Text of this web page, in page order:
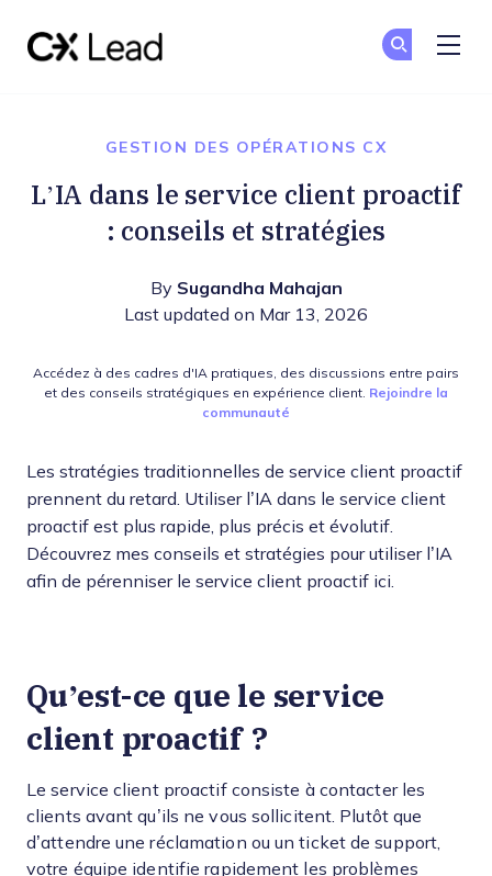
GESTION DES OPÉRATIONS CX
L’IA dans le service client proactif
: conseils et stratégies
By Sugandha Mahajan
Last updated on Mar 13, 2026
Accédez à des cadres d'IA pratiques, des discussions entre pairs
et des conseils stratégiques en expérience client. Rejoindre la
communauté
Les stratégies traditionnelles de service client proactif
prennent du retard. Utiliser l’IA dans le service client
proactif est plus rapide, plus précis et évolutif.
Découvrez mes conseils et stratégies pour utiliser l’IA
afin de pérenniser le service client proactif ici.
Qu’est-ce que le service
client proactif ?
Le service client proactif consiste à contacter les
clients avant qu’ils ne vous sollicitent. Plutôt que
d’attendre une réclamation ou un ticket de support,
votre équipe identifie rapidement les problèmes